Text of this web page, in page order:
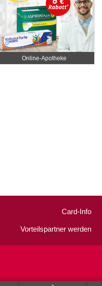
Online‑Apotheke
Card-Info
Vorteilspartner werden